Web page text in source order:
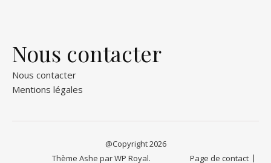
Nous contacter
Nous contacter
Mentions légales
@Copyright 2026
Page de contact
Thème Ashe parWP Royal.